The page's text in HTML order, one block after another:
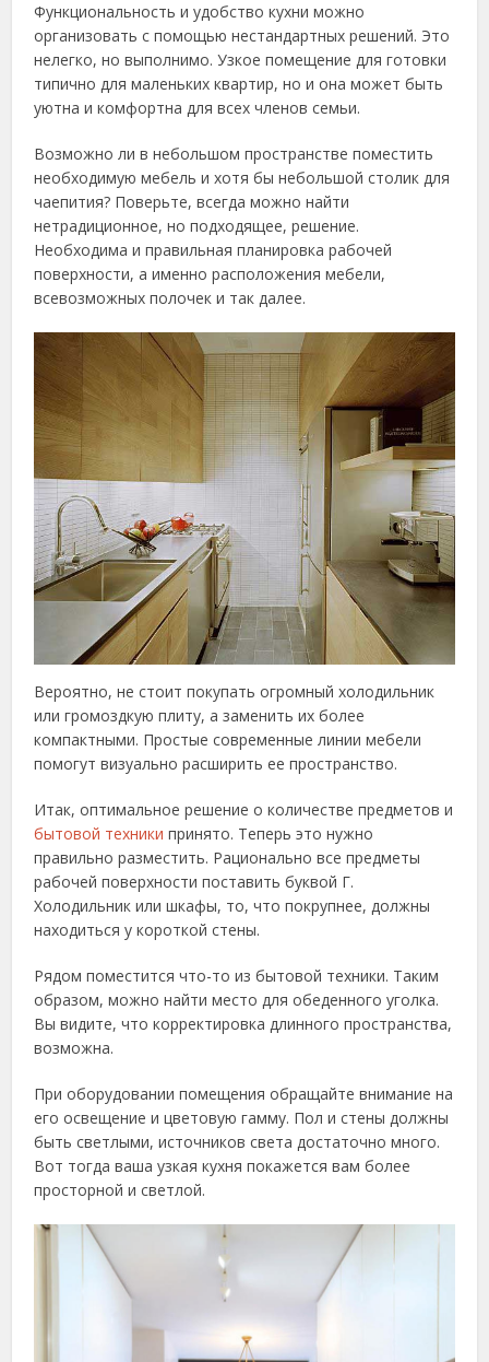
Функциональность и удобство кухни можно
организовать с помощью нестандартных решений. Это
нелегко, но выполнимо. Узкое помещение для готовки
типично для маленьких квартир, но и она может быть
уютна и комфортна для всех членов семьи.
Возможно ли в небольшом пространстве поместить
необходимую мебель и хотя бы небольшой столик для
чаепития? Поверьте, всегда можно найти
нетрадиционное, но подходящее, решение.
Необходима и правильная планировка рабочей
поверхности, а именно расположения мебели,
всевозможных полочек и так далее.
Вероятно, не стоит покупать огромный холодильник
или громоздкую плиту, а заменить их более
компактными. Простые современные линии мебели
помогут визуально расширить ее пространство.
Итак, оптимальное решение о количестве предметов и
бытовой техники принято. Теперь это нужно
правильно разместить. Рационально все предметы
рабочей поверхности поставить буквой Г.
Холодильник или шкафы, то, что покрупнее, должны
находиться у короткой стены.
Рядом поместится что-то из бытовой техники. Таким
образом, можно найти место для обеденного уголка.
Вы видите, что корректировка длинного пространства,
возможна.
При оборудовании помещения обращайте внимание на
его освещение и цветовую гамму. Пол и стены должны
быть светлыми, источников света достаточно много.
Вот тогда ваша узкая кухня покажется вам более
просторной и светлой.